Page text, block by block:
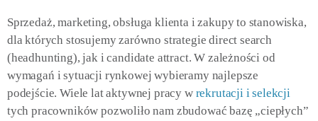
Sprzedaż, marketing, obsługa klienta i zakupy to stanowiska,
dla których stosujemy zarówno strategie direct search
(headhunting), jak i candidate attract. W zależności od
wymagań i sytuacji rynkowej wybieramy najlepsze
podejście. Wiele lat aktywnej pracy w rekrutacji i selekcji
tych pracowników pozwoliło nam zbudować bazę „ciepłych”